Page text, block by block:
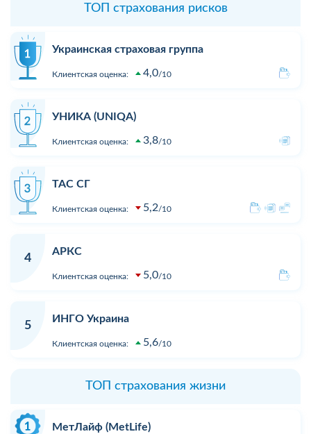
ТОП страхования рисков
Украинская страховая группа
Клиентская оценка: 4,0 10
УНИКА (UNIQA)
Клиентская оценка: 3,8 10
ТАС СГ
Клиентская оценка: 5,2 10
4
АРКС
Клиентская оценка: 5,0 10
5
ИНГО Украина
Клиентская оценка: 5,6 10
ТОП страхования жизни
МетЛайф (MetLife)